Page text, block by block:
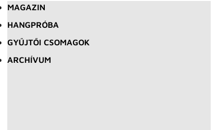
MAGAZIN
HANGPRÓBA
GYŰJTŐI CSOMAGOK
ARCHÍVUM